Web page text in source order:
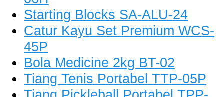
Starting Blocks SA-ALU-24
Catur Kayu Set Premium WCS-
45P
Bola Medicine 2kg BT-02
Tiang Tenis Portabel TTP-05P